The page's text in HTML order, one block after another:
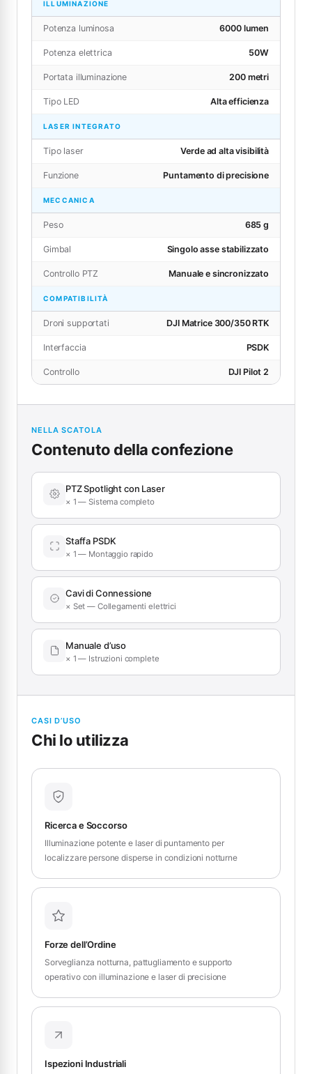
ILLUMINAZIONE
Potenza luminosa 6000 lumen
Potenza elettrica 50W
Portata illuminazione 200 metri
Tipo LED Alta efficienza
LASER INTEGRATO
Tipo laser Verde ad alta visibilità
Funzione Puntamento di precisione
MECCANICA
Peso 685 g
Gimbal Singolo asse stabilizzato
Controllo PTZ Manuale e sincronizzato
COMPATIBILITÀ
Droni supportati DJI Matrice 300/350 RTK
Interfaccia PSDK
Controllo DJI Pilot 2
NELLA SCATOLA
Contenuto della confezione
PTZ Spotlight con Laser
× 1 — Sistema completo
Staffa PSDK
× 1 — Montaggio rapido
Cavi di Connessione
× Set — Collegamenti elettrici
Manuale d’uso
× 1 — Istruzioni complete
CASI D’USO
Chi lo utilizza
Ricerca e Soccorso
Illuminazione potente e laser di puntamento per
localizzare persone disperse in condizioni notturne
Forze dell’Ordine
Sorveglianza notturna, pattugliamento e supporto
operativo con illuminazione e laser di precisione
Ispezioni Industriali